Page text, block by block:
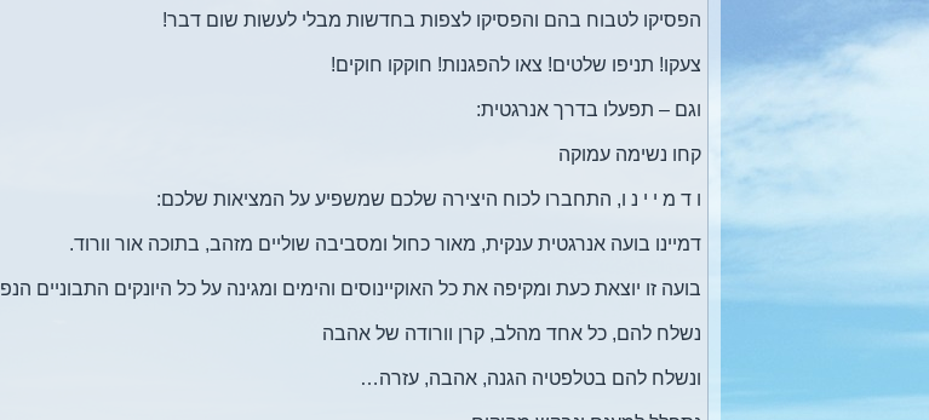
הפסיקו לטבוח בהם והפסיקו לצפות בחדשות מבלי לעשות שום דבר!
צעקו! תניפו שלטים! צאו להפגנות! חוקקו חוקים!
וגם – תפעלו בדרך אנרגטית:
קחו נשימה עמוקה
ו ד מ י י נ ו, התחברו לכוח היצירה שלכם שמשפיע על המציאות שלכם:
דמיינו בועה אנרגטית ענקית, מאור כחול ומסביבה שוליים מזהב, בתוכה אור וורוד.
בועה זו יוצאת כעת ומקיפה את כל האוקיינוסים והימים ומגינה על כל היונקים התבוניים
נשלח להם, כל אחד מהלב, קרן וורודה של אהבה
ונשלח להם בטלפטיה הגנה, אהבה, עזרה…